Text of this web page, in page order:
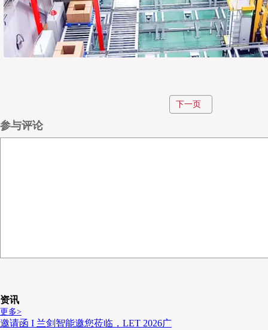
全链路服务与重资产运营逻辑
哥斯拉供应链已构建起涵盖运输、仓储、提箱、进
流程无纸化作业，客户订单全部由系统自动导入对接
出，有效提升了客户黏性。
下一页
参与评论
资讯
更多>
邀请函 I 兰剑智能邀您莅临，LET 2026广